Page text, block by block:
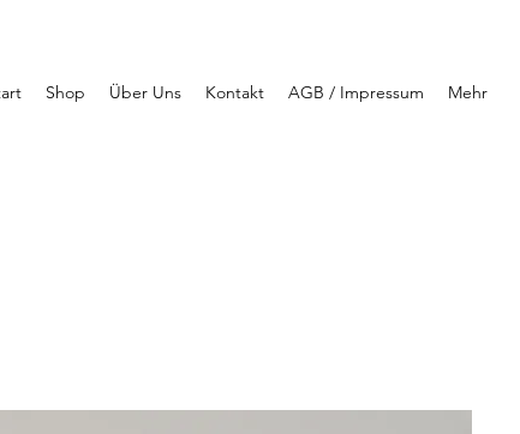
Shop Über Uns Kontakt AGB / Impressum Mehr